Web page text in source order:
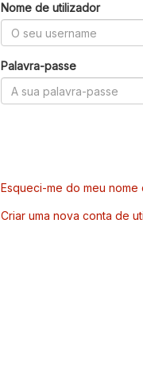
Nome de utilizador
Palavra-passe
Esqueci-me do meu
Criar uma nova conta de